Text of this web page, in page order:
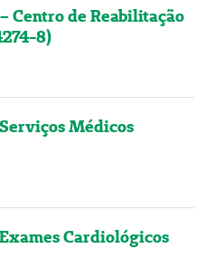
Centro de Reabilitação
8)
Médicos
Cardiológicos